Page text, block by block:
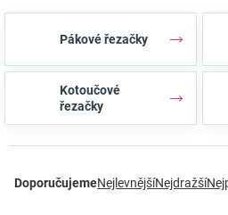
Pákové řezačky
Kotoučové
řezačky
a
DoporučujemeNejlevnějšíNejdražší